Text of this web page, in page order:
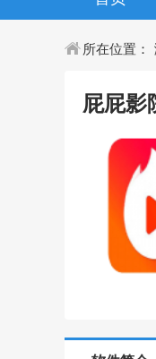
所在位置：
屁屁影